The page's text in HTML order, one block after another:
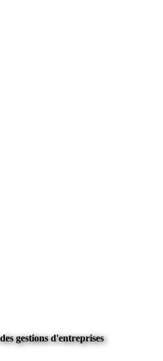
gestions d'entreprises